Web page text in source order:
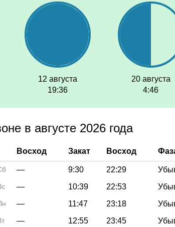
12 августа
19:36
20 августа
4:46
в августе 2026 года
Восход Закат Восход
— 9:30 22:29
— 10:39 22:53
— 11:47 23:18
— 12:55 23:45